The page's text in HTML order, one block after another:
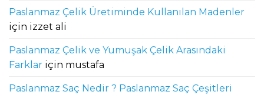
Paslanmaz Çelik Üretiminde Kullanılan Madenler
için izzet ali
Paslanmaz Çelik ve Yumuşak Çelik Arasındaki
Farklar için mustafa
Paslanmaz Saç Nedir ? Paslanmaz Saç Çeşitleri